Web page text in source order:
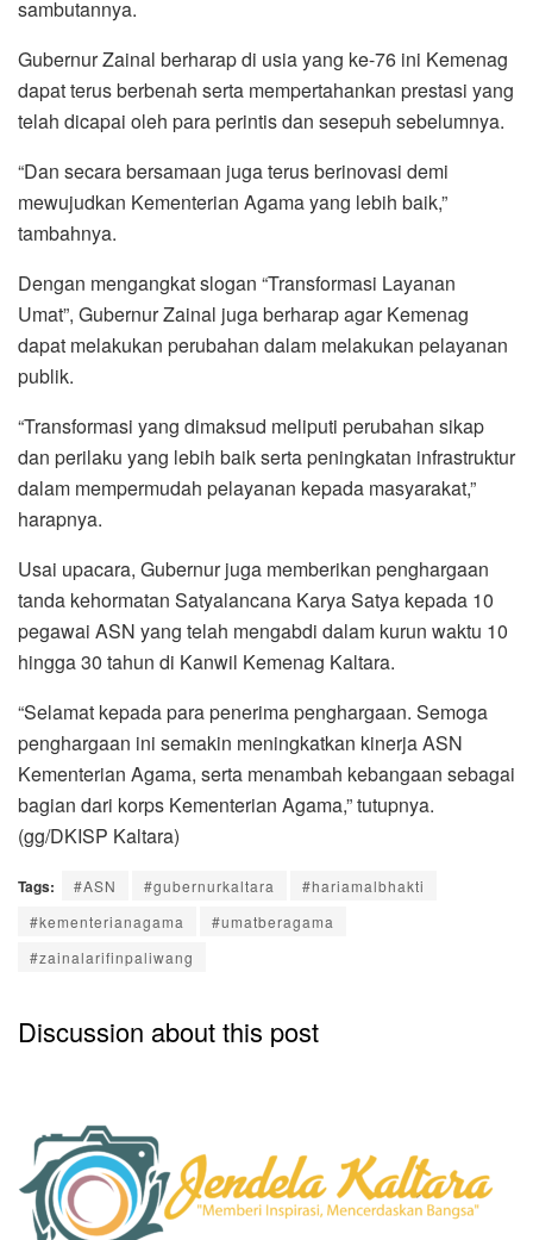
sambutannya.
Gubernur Zainal berharap di usia yang ke-76 ini Kemenag
dapat terus berbenah serta mempertahankan prestasi yang
telah dicapai oleh para perintis dan sesepuh sebelumnya.
“Dan secara bersamaan juga terus berinovasi demi
mewujudkan Kementerian Agama yang lebih baik,”
tambahnya.
Dengan mengangkat slogan “Transformasi Layanan
Umat”, Gubernur Zainal juga berharap agar Kemenag
dapat melakukan perubahan dalam melakukan pelayanan
publik.
“Transformasi yang dimaksud meliputi perubahan sikap
dan perilaku yang lebih baik serta peningkatan infrastruktur
dalam mempermudah pelayanan kepada masyarakat,”
harapnya.
Usai upacara, Gubernur juga memberikan penghargaan
tanda kehormatan Satyalancana Karya Satya kepada 10
pegawai ASN yang telah mengabdi dalam kurun waktu 10
hingga 30 tahun di Kanwil Kemenag Kaltara.
“Selamat kepada para penerima penghargaan. Semoga
penghargaan ini semakin meningkatkan kinerja ASN
Kementerian Agama, serta menambah kebangaan sebagai
bagian dari korps Kementerian Agama,” tutupnya.
(gg/DKISP Kaltara)
Tags: #ASN #gubernurkaltara
#hariamalbhakti
#kementerianagama
#umatberagama
#zainalarifinpaliwang
Discussion about this post